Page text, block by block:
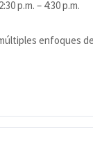
p.m. – 4:30 p.m.
enfoques